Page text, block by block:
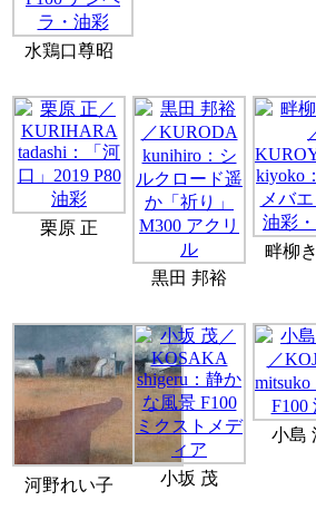
水鶏口尊昭
栗原 正
黒田 邦裕
畔柳
河野れい子 小坂 茂
小島